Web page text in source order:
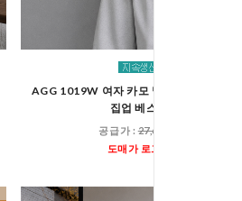
AGG 1019W 여자 카모 밀리터리 지퍼 후드
집업 베스트
공급가 :27,600원
도매가 로그인